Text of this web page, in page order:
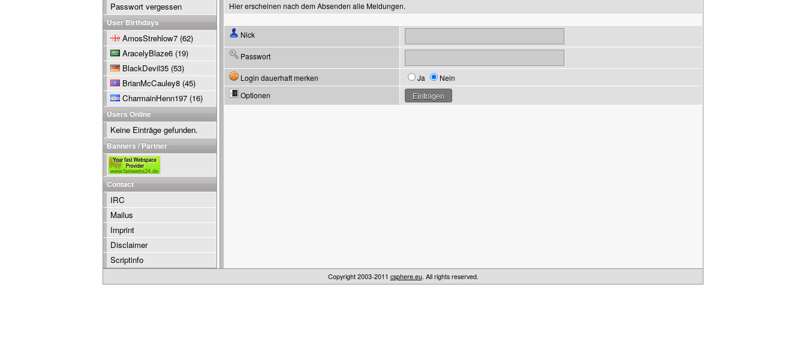
Hier erscheinen nach dem Absenden alle Meldungen.
Nick
Passwort
Login dauerhaft merken Ja
Nein
Optionen
Passwort vergessen
User Birthdays
AmosStrehlow7 (62)
AracelyBlaze6 (19)
BlackDevil35 (53)
BrianMcCauley8 (45)
CharmainHenn197 (16)
Users Online
Keine Einträge gefunden.
Banners / Partner
Contact
IRC
Mailus
Imprint
Disclaimer
Scriptinfo
Copyright 2003-2011 csphere.eu. All rights reserved.